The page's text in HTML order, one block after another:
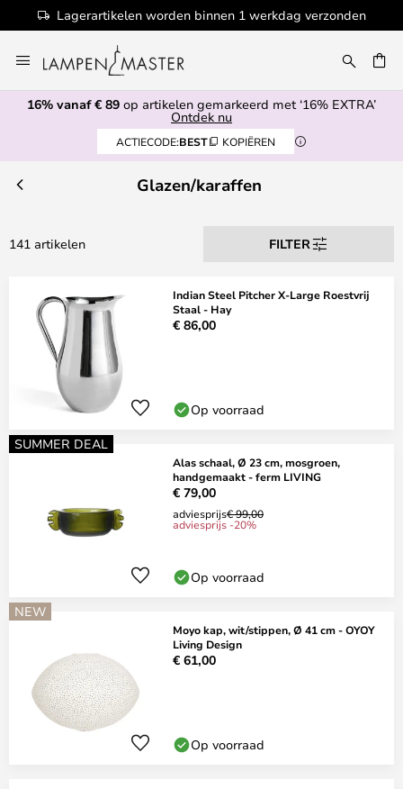
100+ designermerken
naar
de
inhoud
16% vanaf € 89 op artikelen gemarkeerd met ‘16% EXTRA’
Ontdek nu
ACTIECODE:BEST KOPIËREN
Glazen/karaffen
141 artikelen FILTER
Indian Steel Pitcher X-Large Roestvrij
Staal - Hay
€ 86,00
Op voorraad
SUMMER DEAL
Alas schaal, Ø 23 cm, mosgroen,
handgemaakt - ferm LIVING
€ 79,00
adviesprijs€ 99,00
adviesprijs -20%
Op voorraad
NEW
Moyo kap, wit/stippen, Ø 41 cm - OYOY
Living Design
€ 61,00
Op voorraad